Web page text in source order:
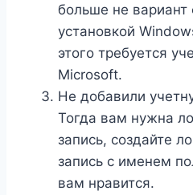
больше не вариант
установкой
этого требуется
Microsoft.
Не добавили
Тогда вам нужна
запись, создайте
запись с именем
вам нравится.